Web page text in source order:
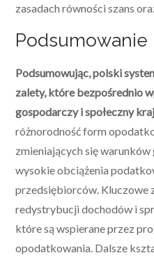
zasadach równości szans
Podsumowanie
Podsumowując, polski
zalety, które bezpośrednio
gospodarczy i społeczny
różnorodność form
zmieniających się
wysokie obciążenia
przedsiębiorców. Kluczowe
redystrybucji dochodów i
które są wspierane przez
opodatkowania. Dalsze